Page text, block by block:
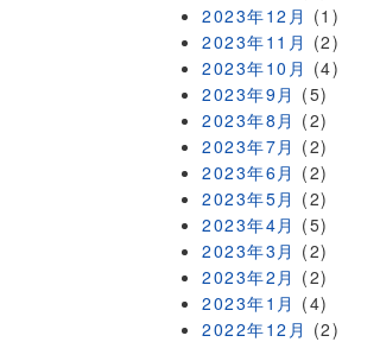
2023年12月 (1)
2023年11月 (2)
2023年10月 (4)
2023年9月 (5)
2023年8月 (2)
2023年7月 (2)
2023年6月 (2)
2023年5月 (2)
2023年4月 (5)
2023年3月 (2)
2023年2月 (2)
2023年1月 (4)
2022年12月 (2)